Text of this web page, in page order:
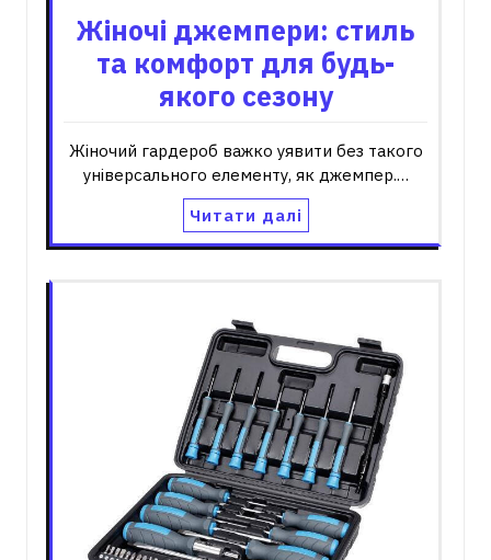
Жіночі джемпери: стиль
та комфорт для будь-
якого сезону
Жіночий гардероб важко уявити без такого
універсального елементу, як джемпер.…
Читати далі